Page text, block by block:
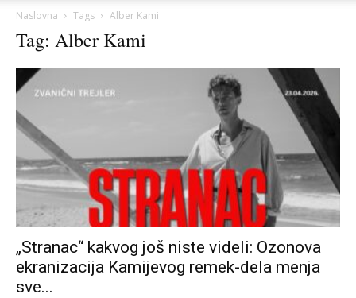
Naslovna Tags Alber Kami
Tag: Alber Kami
„Stranac“ kakvog još niste videli: Ozonova
ekranizacija Kamijevog remek-dela menja
sve...